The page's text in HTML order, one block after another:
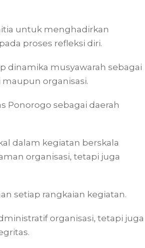
untuk menghadirkan
proses refleksi diri.
dinamika musyawarah sebagai
organisasi.
Ponorogo sebagai daerah
dalam kegiatan berskala
organisasi, tetapi juga
setiap rangkaian kegiatan.
organisasi, tetapi juga